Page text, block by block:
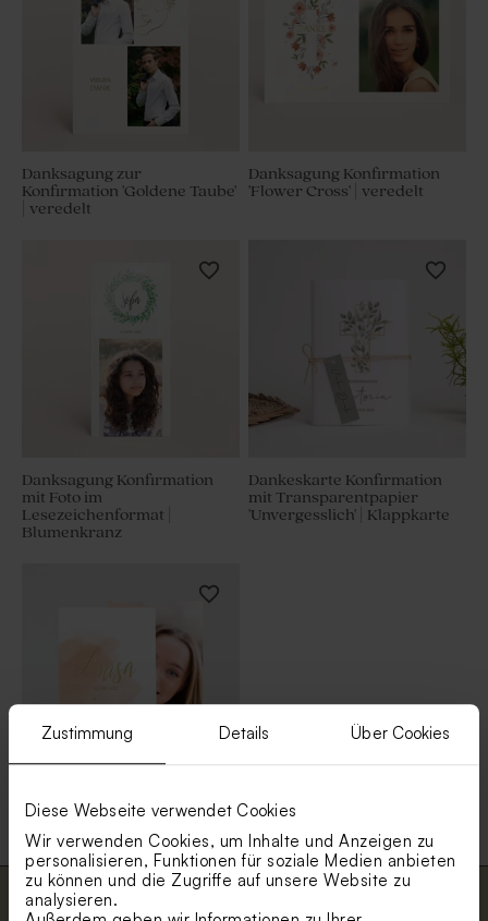
Zustimmung Details Über Cookies
Diese Webseite verwendet Cookies
Wir verwenden Cookies, um Inhalte und Anzeigen zu
personalisieren, Funktionen für soziale Medien anbieten
zu können und die Zugriffe auf unsere Website zu
analysieren.
Danksagung zur
Konfirmation 'Goldene Taube'
| veredelt
Danksagung Konfirmation
'Flower Cross' | veredelt
Danksagung Konfirmation
mit Foto im
Lesezeichenformat |
Blumenkranz
Dankeskarte Konfirmation
mit Transparentpapier
'Unvergesslich' | Klappkarte
Foto Danksagung mit
roséfarbigem Aquarell |
Goldfolie
Abonniere unseren Newsletter und